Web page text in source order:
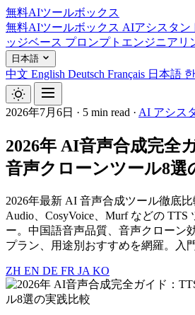
無料AIツールボックス
無料AIツールボックス AIアシスタン
ッジベース プロンプトエンジニアリ
日本語
中文 English Deutsch Français 日本語
2026年7月6日 · 5 min read · AI アシス
2026年 AI音声合成完全
音声クローンツール8選
2026年最新 AI 音声合成ツール徹底比
Audio、CosyVoice、Murf などの TTS
ー。中国語音声品質、音声クローン
プラン、用途別おすすめを網羅。入
ZH EN DE FR JA KO